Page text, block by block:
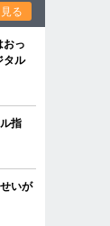
る
おっ
タル
指
いが